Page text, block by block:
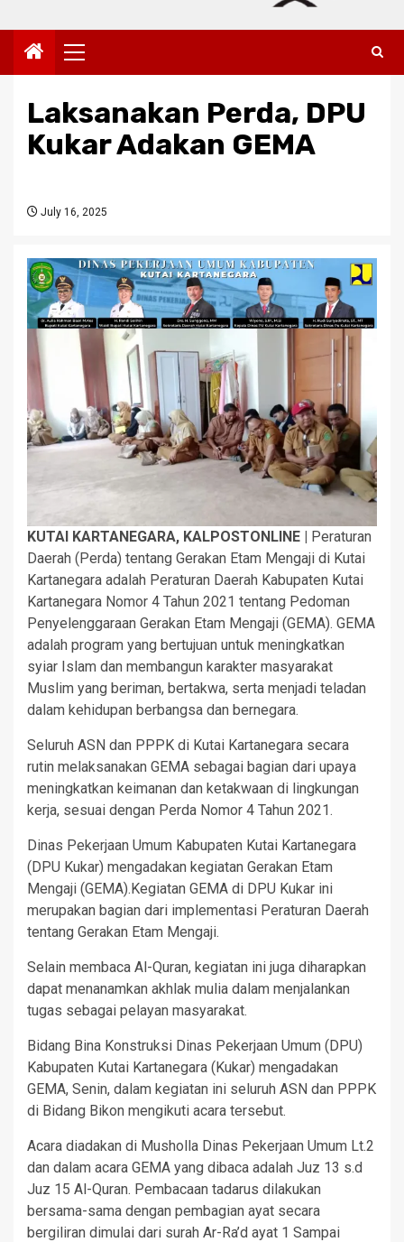
Primary
Menu
Laksanakan Perda, DPU
Kukar Adakan GEMA
July 16, 2025
KUTAI KARTANEGARA, KALPOSTONLINE | Peraturan
Daerah (Perda) tentang Gerakan Etam Mengaji di Kutai
Kartanegara adalah Peraturan Daerah Kabupaten Kutai
Kartanegara Nomor 4 Tahun 2021 tentang Pedoman
Penyelenggaraan Gerakan Etam Mengaji (GEMA). GEMA
adalah program yang bertujuan untuk meningkatkan
syiar Islam dan membangun karakter masyarakat
Muslim yang beriman, bertakwa, serta menjadi teladan
dalam kehidupan berbangsa dan bernegara.
Seluruh ASN dan PPPK di Kutai Kartanegara secara
rutin melaksanakan GEMA sebagai bagian dari upaya
meningkatkan keimanan dan ketakwaan di lingkungan
kerja, sesuai dengan Perda Nomor 4 Tahun 2021.
Dinas Pekerjaan Umum Kabupaten Kutai Kartanegara
(DPU Kukar) mengadakan kegiatan Gerakan Etam
Mengaji (GEMA).Kegiatan GEMA di DPU Kukar ini
merupakan bagian dari implementasi Peraturan Daerah
tentang Gerakan Etam Mengaji.
Selain membaca Al-Quran, kegiatan ini juga diharapkan
dapat menanamkan akhlak mulia dalam menjalankan
tugas sebagai pelayan masyarakat.
Bidang Bina Konstruksi Dinas Pekerjaan Umum (DPU)
Kabupaten Kutai Kartanegara (Kukar) mengadakan
GEMA, Senin, dalam kegiatan ini seluruh ASN dan PPPK
di Bidang Bikon mengikuti acara tersebut.
Acara diadakan di Musholla Dinas Pekerjaan Umum Lt.2
dan dalam acara GEMA yang dibaca adalah Juz 13 s.d
Juz 15 Al-Quran. Pembacaan tadarus dilakukan
bersama-sama dengan pembagian ayat secara
bergiliran dimulai dari surah Ar-Ra’d ayat 1 Sampai